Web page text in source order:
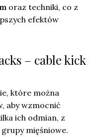
oraz techniki, co z
efektów
– cable kick
które można
aby wzmocnić
ich odmian, z
mięśniowe.